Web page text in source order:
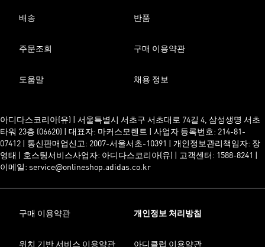
배송 반품
주문조회 구매 이용약관
도움말 채용 정보
아디다스코리아(유) | 서울특별시 서초구 서초대로 74길 4, 삼성생명 서초
타워 23층 (06620) | 대표자: 마커스모렌트 | 사업자 등록번호: 214-81-
07412 | 통신판매업신고: 2007-서울서초-10391 | 개인정보관리책임자: 장
영태 | 호스팅서비스사업자: 아디다스코리아(유) | 고객센터: 1588-8241 |
이메일: service@onlineshop.adidas.co.kr
구매 이용약관 개인정보 처리방침
위치 기반 서비스 이용약관 아디클럽 이용약관